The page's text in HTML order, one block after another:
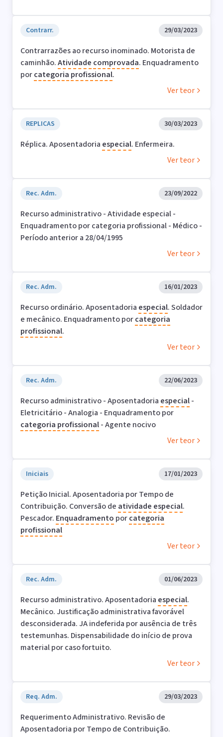
Contrarr. 29/03/2023
Contrarrazões ao recurso inominado. Motorista de
caminhão.Atividade comprovada. Enquadramento
porcategoria profissional.
Ver teor
REPLICAS 30/03/2023
Réplica. Aposentadoria especial. Enfermeira.
Ver teor
Rec. Adm. 23/09/2022
Recurso administrativo - Atividade especial -
Enquadramento por categoria profissional - Médico -
Período anterior a 28/04/1995
Ver teor
Rec. Adm. 16/01/2023
Recurso ordinário. Aposentadoria especial. Soldador
e mecânico. Enquadramento porcategoria
profissional.
Ver teor
Rec. Adm. 22/06/2023
Recurso administrativo - Aposentadoria especial-
Eletricitário - Analogia - Enquadramento por
categoria profissional- Agente nocivo
Ver teor
Iniciais 17/01/2023
Petição Inicial. Aposentadoria por Tempo de
Contribuição. Conversão de atividade especial.
Pescador. Enquadramento porcategoria
profissional
Ver teor
Rec. Adm. 01/06/2023
Recurso administrativo. Aposentadoria especial.
Mecânico. Justificação administrativa favorável
desconsiderada. JA indeferida por ausência de três
testemunhas. Dispensabilidade do início de prova
material por caso fortuito.
Ver teor
Req. Adm. 29/03/2023
Requerimento Administrativo. Revisão de
Aposentadoria por Tempo de Contribuição.